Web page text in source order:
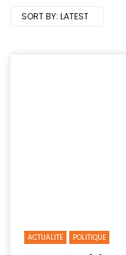
SORT BY: LATEST
ACTUALITE POLITIQUE